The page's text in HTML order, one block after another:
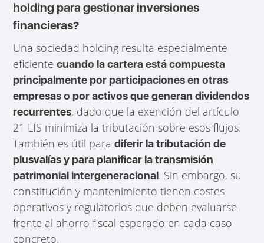
holding para gestionar inversiones
financieras?
Una sociedad holding resulta especialmente
eficientecuando la cartera está compuesta
principalmente por participaciones en otras
empresas o por activos que generan dividendos
recurrentes, dado que la exención del artículo
21 LIS minimiza la tributación sobre esos flujos.
También es útil paradiferir la tributación de
plusvalías y para planificar la transmisión
patrimonial intergeneracional. Sin embargo, su
constitución y mantenimiento tienen costes
operativos y regulatorios que deben evaluarse
frente al ahorro fiscal esperado en cada caso
concreto.